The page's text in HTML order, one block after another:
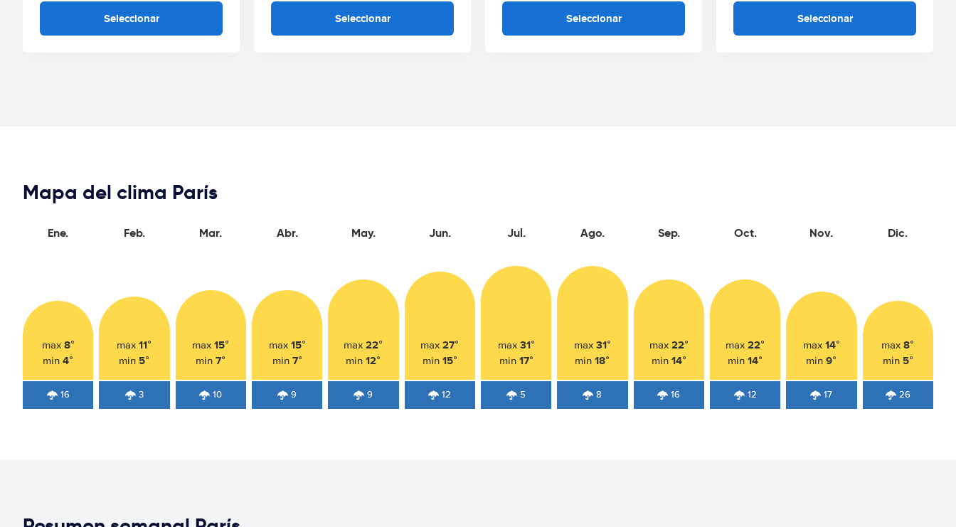
Seleccionar Seleccionar Seleccionar Seleccionar
Mapa del clima París
Ene.
max 8°
min4°
16
Feb.
max11°
min 5°
3
Mar.
max15°
min7°
10
Abr.
max 15°
min 7°
9
May.
max22°
min12°
9
Jun.
max27°
min 15°
12
Jul.
max 31°
min 17°
5
Ago.
max 31°
min18°
8
Sep.
max 22°
min 14°
16
Oct.
max22°
min14°
12
Nov.
max 14°
min9°
17
Dic.
max8°
min 5°
26